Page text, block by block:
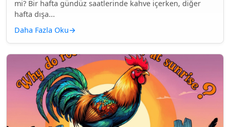
mi? Bir hafta gündüz saatlerinde kahve içerken, diğer
hafta dışa...
Daha Fazla Oku→